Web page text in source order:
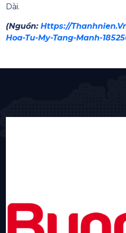
Dài.
(Nguồn: Https://
Hoa-Tu-My-Tang-Manh-